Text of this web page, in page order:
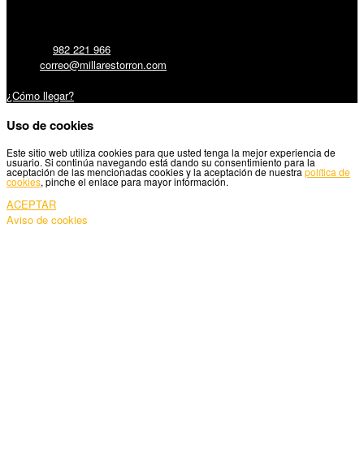
982 221 966
correo@millarestorron.com
¿Cómo llegar?
Uso de cookies
Este sitio web utiliza cookies para que usted tenga la mejor experiencia de
usuario. Si continúa navegando está dando su consentimiento para la
aceptación de las mencionadas cookies y la aceptación de nuestra política de
cookies, pinche el enlace para mayor información.
ACEPTAR
Aviso de cookies